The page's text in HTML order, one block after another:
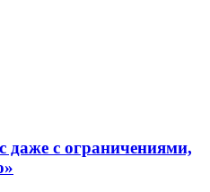
даже с ограничениями,